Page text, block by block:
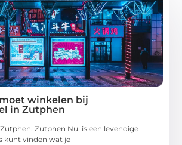
winkelen bij
in Zutphen
Zutphen Nu. is een levendige
kunt vinden wat je